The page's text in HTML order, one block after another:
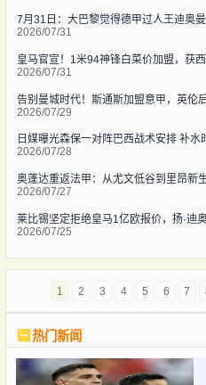
7月31日：大巴黎觉得德甲过人王迪奥
2026/07/31
皇马官宣！1米94神锋白菜价加盟，获
2026/07/31
告别曼城时代！斯通斯加盟意甲，英伦
2026/07/29
日媒曝光森保一对阵巴西战术安排 补水
2026/07/28
奥蓬达重返法甲：从尤文低谷到里昂新
2026/07/27
莱比锡坚定拒绝皇马1亿欧报价，扬·迪
2026/07/25
1 2 3 4 5 6 7
热门新闻